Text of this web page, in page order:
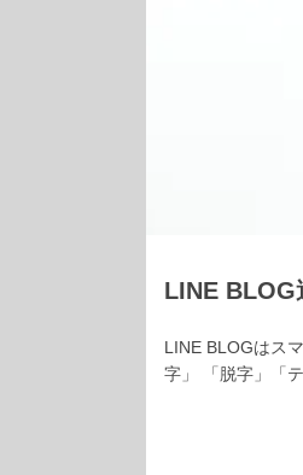
LINE BLOG
LINE BLOGはス
字」 「脱字」「